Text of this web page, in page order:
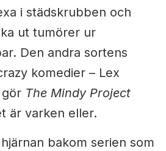
i städskrubben och
ut tumörer ur
Den andra sortens
komedier – Lex
The Mindy Project
är varken eller.
bakom serien som